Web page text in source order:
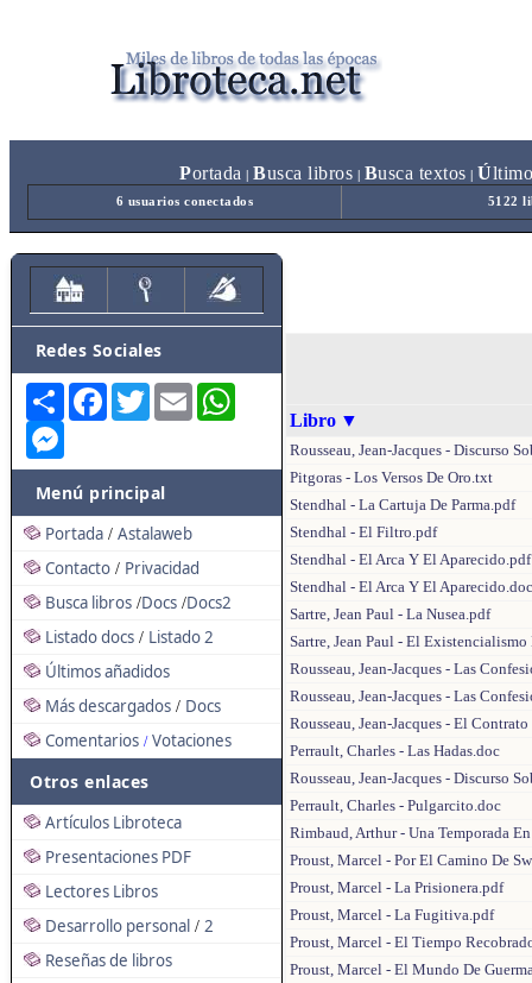
Portada Busca libros Busca textos Ú
6 usuarios conectados 5122
Redes Sociales
Share FacebookTwitterEmail
Menú principal
Portada / Astalaweb
Contacto / Privacidad
Busca libros /Docs /Docs2
Listado docs / Listado 2
Últimos añadidos
Más descargados / Docs
Comentarios / Votaciones
Otros enlaces
Artículos Libroteca
Presentaciones PDF
Lectores Libros
Desarrollo personal / 2
Reseñas de libros
Libro ▼
Rousseau, Jean-Jacques - Discurso
Pitgoras - Los Versos De Oro.txt
Stendhal - La Cartuja De Parma.pdf
Stendhal - El Filtro.pdf
Stendhal - El Arca Y El Aparecido.pdf
Stendhal - El Arca Y El Aparecido.doc
Sartre, Jean Paul - La Nusea.pdf
Sartre, Jean Paul - El
Rousseau, Jean-Jacques - Las
Rousseau, Jean-Jacques - Las
Rousseau, Jean-Jacques - El
Perrault, Charles - Las Hadas.doc
Rousseau, Jean-Jacques - Discurso
Perrault, Charles - Pulgarcito.doc
Rimbaud, Arthur - Una Temporada
Proust, Marcel - Por El Camino De
Proust, Marcel - La Prisionera.pdf
Proust, Marcel - La Fugitiva.pdf
Proust, Marcel - El Tiempo
Proust, Marcel - El Mundo De